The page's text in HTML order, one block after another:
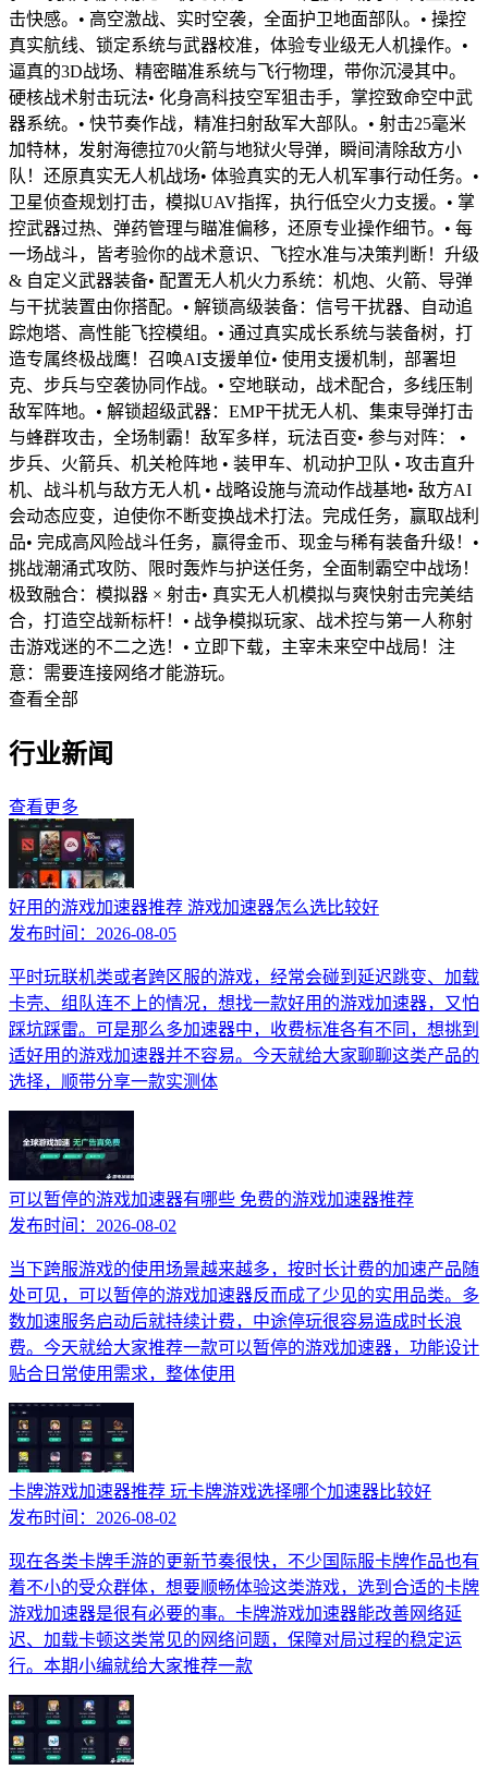
击快感。• 高空激战、实时空袭，全面护卫地面部队。• 操控
真实航线、锁定系统与武器校准，体验专业级无人机操作。•
逼真的3D战场、精密瞄准系统与飞行物理，带你沉浸其中。
硬核战术射击玩法• 化身高科技空军狙击手，掌控致命空中武
器系统。• 快节奏作战，精准扫射敌军大部队。• 射击25毫米
加特林，发射海德拉70火箭与地狱火导弹，瞬间清除敌方小
队！还原真实无人机战场• 体验真实的无人机军事行动任务。•
卫星侦查规划打击，模拟UAV指挥，执行低空火力支援。• 掌
控武器过热、弹药管理与瞄准偏移，还原专业操作细节。• 每
一场战斗，皆考验你的战术意识、飞控水准与决策判断！升级
& 自定义武器装备• 配置无人机火力系统：机炮、火箭、导弹
与干扰装置由你搭配。• 解锁高级装备：信号干扰器、自动追
踪炮塔、高性能飞控模组。• 通过真实成长系统与装备树，打
造专属终极战鹰！召唤AI支援单位• 使用支援机制，部署坦
克、步兵与空袭协同作战。• 空地联动，战术配合，多线压制
敌军阵地。• 解锁超级武器：EMP干扰无人机、集束导弹打击
与蜂群攻击，全场制霸！敌军多样，玩法百变• 参与对阵： •
步兵、火箭兵、机关枪阵地 • 装甲车、机动护卫队 • 攻击直升
机、战斗机与敌方无人机 • 战略设施与流动作战基地• 敌方AI
会动态应变，迫使你不断变换战术打法。完成任务，赢取战利
品• 完成高风险战斗任务，赢得金币、现金与稀有装备升级！•
挑战潮涌式攻防、限时轰炸与护送任务，全面制霸空中战场！
极致融合：模拟器 × 射击• 真实无人机模拟与爽快射击完美结
合，打造空战新标杆！• 战争模拟玩家、战术控与第一人称射
击游戏迷的不二之选！• 立即下载，主宰未来空中战局！注
意：需要连接网络才能游玩。
查看全部
行业新闻
查看更多
好用的游戏加速器推荐 游戏加速器怎么选比较好
发布时间： 2026-08-05
平时玩联机类或者跨区服的游戏，经常会碰到延迟跳变、加载
卡壳、组队连不上的情况，想找一款好用的游戏加速器，又怕
踩坑踩雷。可是那么多加速器中，收费标准各有不同，想挑到
适好用的游戏加速器并不容易。今天就给大家聊聊这类产品的
选择，顺带分享一款实测体
可以暂停的游戏加速器有哪些 免费的游戏加速器推荐
发布时间： 2026-08-02
当下跨服游戏的使用场景越来越多，按时长计费的加速产品随
处可见，可以暂停的游戏加速器反而成了少见的实用品类。多
数加速服务启动后就持续计费，中途停玩很容易造成时长浪
费。今天就给大家推荐一款可以暂停的游戏加速器，功能设计
贴合日常使用需求，整体使用
卡牌游戏加速器推荐 玩卡牌游戏选择哪个加速器比较好
发布时间： 2026-08-02
现在各类卡牌手游的更新节奏很快，不少国际服卡牌作品也有
着不小的受众群体，想要顺畅体验这类游戏，选到合适的卡牌
游戏加速器是很有必要的事。卡牌游戏加速器能改善网络延
迟、加载卡顿这类常见的网络问题，保障对局过程的稳定运
行。本期小编就给大家推荐一款